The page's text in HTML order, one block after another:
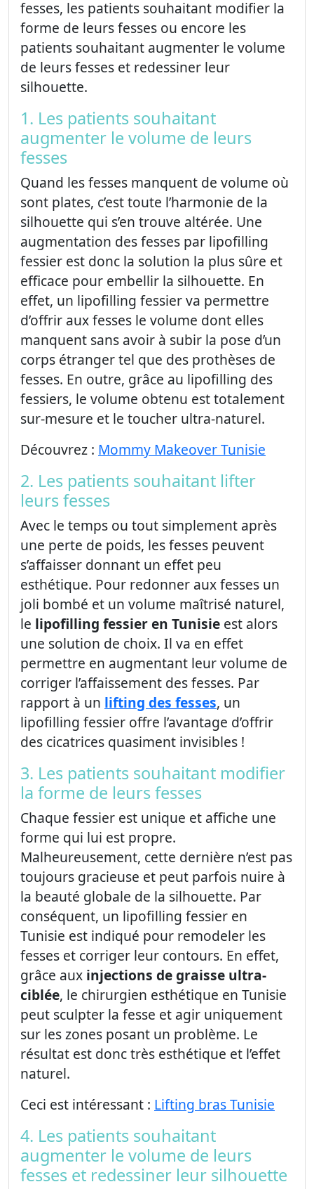
fesses, les patients souhaitant modifier la
forme de leurs fesses ou encore les
patients souhaitant augmenter le volume
de leurs fesses et redessiner leur
silhouette.
1. Les patients souhaitant
augmenter le volume de leurs
fesses
Quand les fesses manquent de volume où
sont plates, c’est toute l’harmonie de la
silhouette qui s’en trouve altérée. Une
augmentation des fesses par lipofilling
fessier est donc la solution la plus sûre et
efficace pour embellir la silhouette. En
effet, un lipofilling fessier va permettre
d’offrir aux fesses le volume dont elles
manquent sans avoir à subir la pose d’un
corps étranger tel que des prothèses de
fesses. En outre, grâce au lipofilling des
fessiers, le volume obtenu est totalement
sur-mesure et le toucher ultra-naturel.
Découvrez : Mommy Makeover Tunisie
2. Les patients souhaitant lifter
leurs fesses
Avec le temps ou tout simplement après
une perte de poids, les fesses peuvent
s’affaisser donnant un effet peu
esthétique. Pour redonner aux fesses un
joli bombé et un volume maîtrisé naturel,
le lipofilling fessier en Tunisie est alors
une solution de choix. Il va en effet
permettre en augmentant leur volume de
corriger l’affaissement des fesses. Par
rapport à un lifting des fesses, un
lipofilling fessier offre l’avantage d’offrir
des cicatrices quasiment invisibles !
3. Les patients souhaitant modifier
la forme de leurs fesses
Chaque fessier est unique et affiche une
forme qui lui est propre.
Malheureusement, cette dernière n’est pas
toujours gracieuse et peut parfois nuire à
la beauté globale de la silhouette. Par
conséquent, un lipofilling fessier en
Tunisie est indiqué pour remodeler les
fesses et corriger leur contours. En effet,
grâce aux injections de graisse ultra-
ciblée, le chirurgien esthétique en Tunisie
peut sculpter la fesse et agir uniquement
sur les zones posant un problème. Le
résultat est donc très esthétique et l’effet
naturel.
Ceci est intéressant : Lifting bras Tunisie
4. Les patients souhaitant
augmenter le volume de leurs
fesses et redessiner leur silhouette